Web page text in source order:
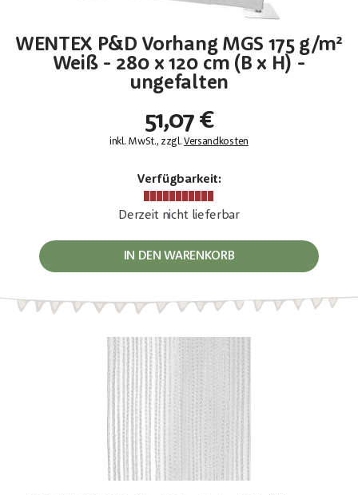
WENTEX P&D Vorhang MGS 175 g/m²
Weiß - 280 x 120 cm (B x H) -
ungefalten
51,07 €
inkl. MwSt., zzgl.Versandkosten
Verfügbarkeit:
Derzeit nicht lieferbar
IN DEN WARENKORB